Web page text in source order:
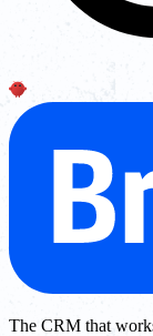
The CRM that